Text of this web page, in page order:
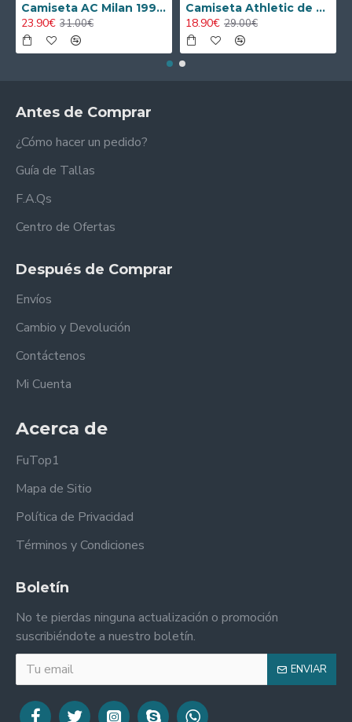
Camiseta AC Milan 1995/1996 Local Retro
23.90€ 31.00€
Camiseta Athletic de Bilbao 2024/2025 Alternativo Niño Kit
18.90€ 29.00€
Antes de Comprar
¿Cómo hacer un pedido?
Guía de Tallas
F.A.Qs
Centro de Ofertas
Después de Comprar
Envíos
Cambio y Devolución
Contáctenos
Mi Cuenta
Acerca de
FuTop1
Mapa de Sitio
Política de Privacidad
Términos y Condiciones
Boletín
No te pierdas ninguna actualización o promoción
suscribiéndote a nuestro boletín.
ENVIAR